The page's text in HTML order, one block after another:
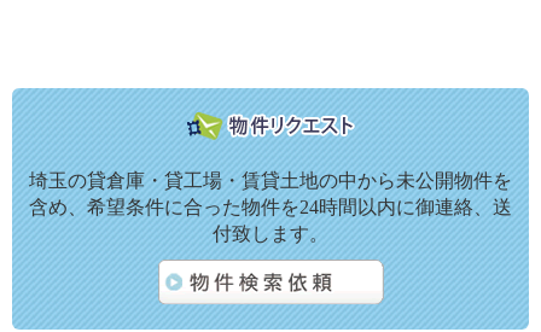
埼玉の貸倉庫・貸工場・賃貸土地の中から未公開物件を
含め、希望条件に合った物件を24時間以内に御連絡、送
付致します。